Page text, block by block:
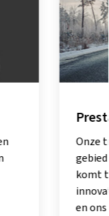
Onze
gebied
komt
en ons